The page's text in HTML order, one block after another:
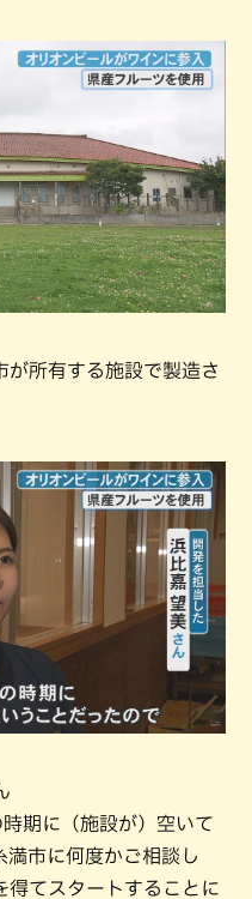
が所有する施設で製造さ
期に（施設が）空いて
満市に何度かご相談し
得てスタートすることに